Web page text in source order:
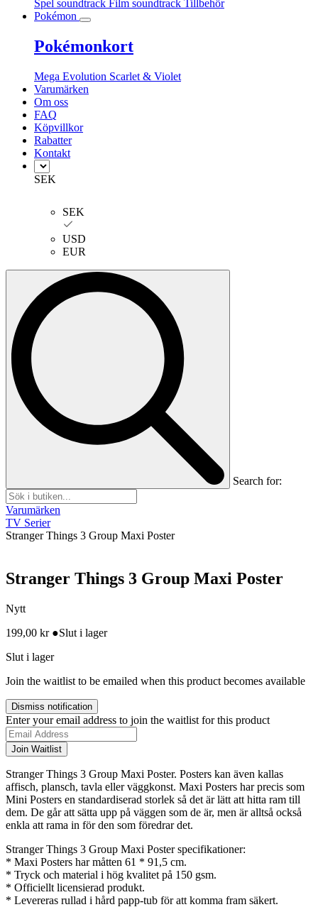
Spel soundtrack Film soundtrack Tillbehör
Pokémon
Pokémonkort
Mega Evolution Scarlet & Violet
Varumärken
Om oss
FAQ
Köpvillkor
Rabatter
Kontakt
SEK
SEK
USD
EUR
Search for:
Varumärken
TV Serier
Stranger Things 3 Group Maxi Poster
Stranger Things 3 Group Maxi Poster
Nytt
199,00 kr ●Slut i lager
Slut i lager
Join the waitlist to be emailed when this product becomes available
Dismiss notification
Enter your email address to join the waitlist for this product
Join Waitlist
Stranger Things 3 Group Maxi Poster. Posters kan även kallas
affisch, plansch, tavla eller väggkonst. Maxi Posters har precis som
Mini Posters en standardiserad storlek så det är lätt att hitta ram till
dem. De går att sätta upp på väggen som de är, men är alltså också
enkla att rama in för den som föredrar det.
Stranger Things 3 Group Maxi Poster specifikationer:
* Maxi Posters har måtten 61 * 91,5 cm.
* Tryck och material i hög kvalitet på 150 gsm.
* Officiellt licensierad produkt.
* Levereras rullad i hård papp-tub för att komma fram säkert.